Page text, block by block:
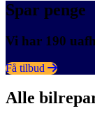
Spar penge
Vi har 190
Få tilbud
Alle